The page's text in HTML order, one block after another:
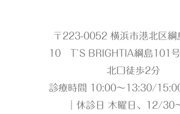
〒223-0052 横浜市港北区綱
10 T`S BRIGHTIA綱島101
北口徒歩2分
診療時間 10:00～13:30/
｜休診日 木曜日、12/30